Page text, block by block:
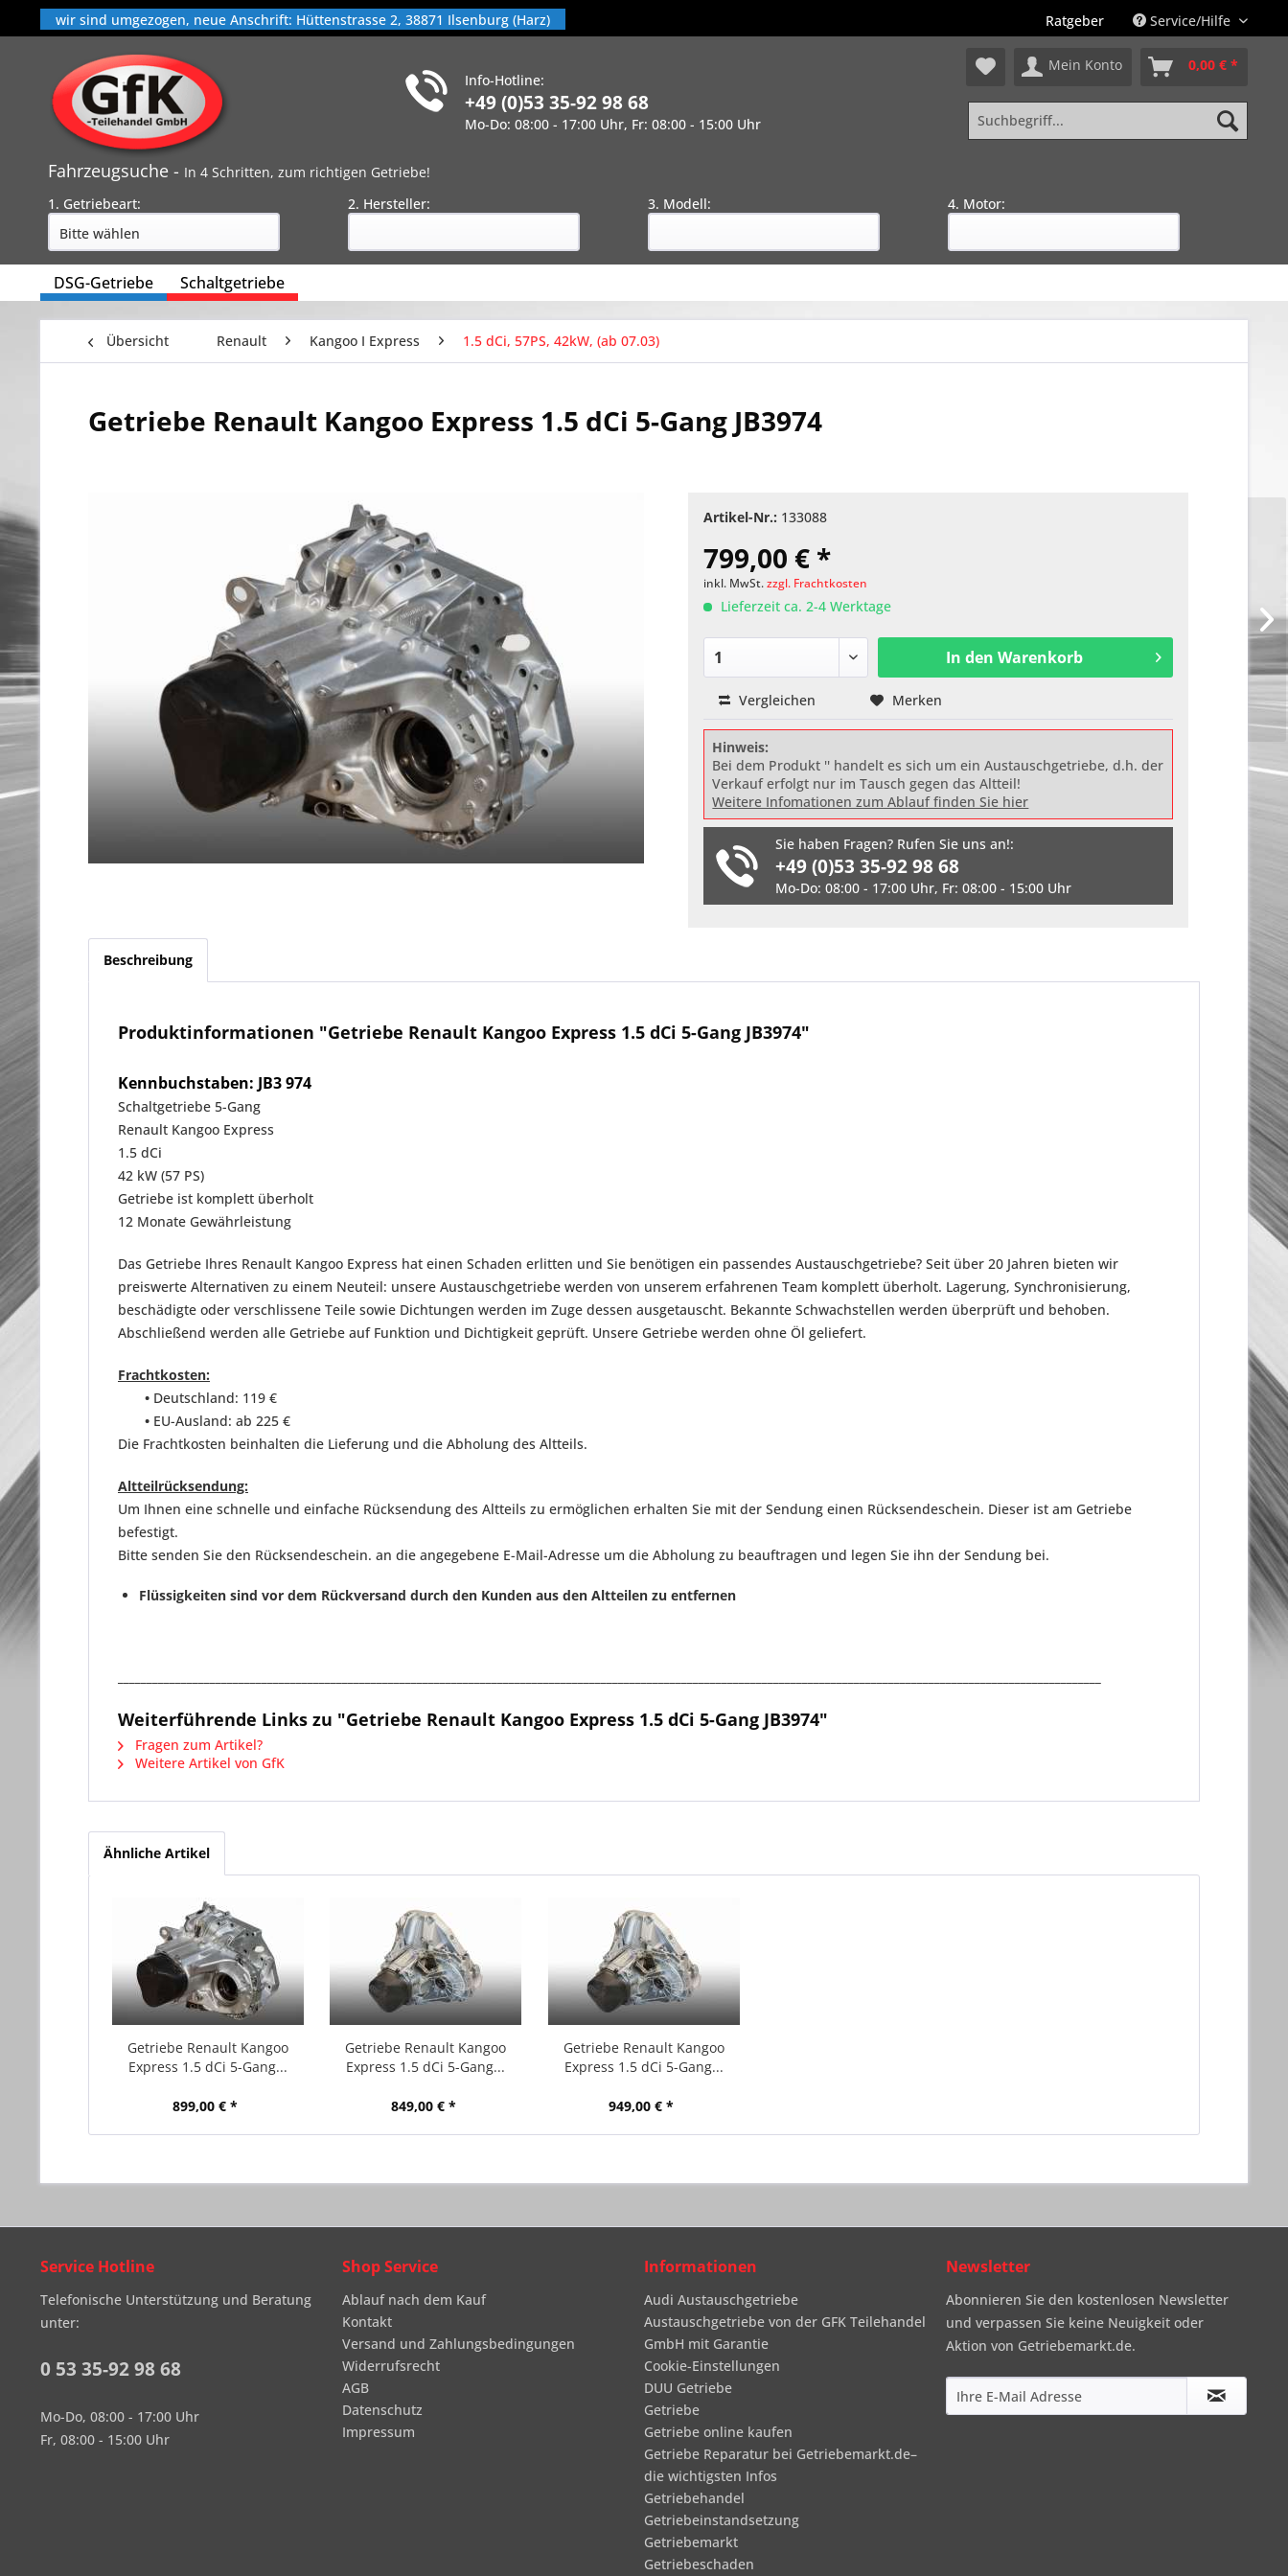
wir sind umgezogen, neue Anschrift: Hüttenstrasse 2, 38871 Ilsenburg (Harz) Ratgeber Service/Hilfe
Info-Hotline:
+49 (0)53 35-92 98 68
Mo-Do: 08:00 - 17:00 Uhr, Fr: 08:00 - 15:00 Uhr
Mein Konto 0,00 € *
Fahrzeugsuche - In 4 Schritten, zum richtigen Getriebe!
1. Getriebeart:
2. Hersteller: 3. Modell: 4. Motor:
DSG-Getriebe Schaltgetriebe
Übersicht Renault Kangoo I Express 1.5 dCi, 57PS, 42kW, (ab 07.03)
Getriebe Renault Kangoo Express 1.5 dCi 5-Gang JB3974
Artikel-Nr.: 133088
799,00 € *
inkl. MwSt.zzgl. Frachtkosten
Lieferzeit ca. 2-4 Werktage
In den Warenkorb
Vergleichen Merken
Hinweis:
Bei dem Produkt '' handelt es sich um ein Austauschgetriebe, d.h. der
Verkauf erfolgt nur im Tausch gegen das Altteil!
Weitere Infomationen zum Ablauf finden Sie hier
Sie haben Fragen? Rufen Sie uns an!:
+49 (0)53 35-92 98 68
Mo-Do: 08:00 - 17:00 Uhr, Fr: 08:00 - 15:00 Uhr
Beschreibung
Produktinformationen "Getriebe Renault Kangoo Express 1.5 dCi 5-Gang JB3974"
Kennbuchstaben: JB3 974
Schaltgetriebe 5-Gang
Renault Kangoo Express
1.5 dCi
42 kW (57 PS)
Getriebe ist komplett überholt
12 Monate Gewährleistung
Das Getriebe Ihres Renault Kangoo Express hat einen Schaden erlitten und Sie benötigen ein passendes Austauschgetriebe? Seit über 20 Jahren bieten wir
preiswerte Alternativen zu einem Neuteil: unsere Austauschgetriebe werden von unserem erfahrenen Team komplett überholt. Lagerung, Synchronisierung,
beschädigte oder verschlissene Teile sowie Dichtungen werden im Zuge dessen ausgetauscht. Bekannte Schwachstellen werden überprüft und behoben.
Abschließend werden alle Getriebe auf Funktion und Dichtigkeit geprüft. Unsere Getriebe werden ohne Öl geliefert.
Frachtkosten:
• Deutschland: 119 €
• EU-Ausland: ab 225 €
Die Frachtkosten beinhalten die Lieferung und die Abholung des Altteils.
Altteilrücksendung:
Um Ihnen eine schnelle und einfache Rücksendung des Altteils zu ermöglichen erhalten Sie mit der Sendung einen Rücksendeschein. Dieser ist am Getriebe
befestigt.
Bitte senden Sie den Rücksendeschein. an die angegebene E-Mail-Adresse um die Abholung zu beauftragen und legen Sie ihn der Sendung bei.
Flüssigkeiten sind vor dem Rückversand durch den Kunden aus den Altteilen zu entfernen
Weiterführende Links zu "Getriebe Renault Kangoo Express 1.5 dCi 5-Gang JB3974"
Fragen zum Artikel?
Weitere Artikel von GfK
Ähnliche Artikel
Getriebe Renault Kangoo
Express 1.5 dCi 5-Gang...
899,00 € *
Getriebe Renault Kangoo
Express 1.5 dCi 5-Gang...
849,00 € *
Getriebe Renault Kangoo
Express 1.5 dCi 5-Gang...
949,00 € *
Service Hotline
Telefonische Unterstützung und Beratung
unter:
0 53 35-92 98 68
Mo-Do, 08:00 - 17:00 Uhr
Fr, 08:00 - 15:00 Uhr
Shop Service
Ablauf nach dem Kauf
Kontakt
Versand und Zahlungsbedingungen
Widerrufsrecht
AGB
Datenschutz
Impressum
Informationen
Audi Austauschgetriebe
Austauschgetriebe von der GFK Teilehandel
GmbH mit Garantie
Cookie-Einstellungen
DUU Getriebe
Getriebe
Getriebe online kaufen
Getriebe Reparatur bei Getriebemarkt.de–
die wichtigsten Infos
Getriebehandel
Getriebeinstandsetzung
Getriebemarkt
Getriebeschaden
Newsletter
Abonnieren Sie den kostenlosen Newsletter
und verpassen Sie keine Neuigkeit oder
Aktion von Getriebemarkt.de.